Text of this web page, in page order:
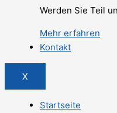
Werden Sie Teil
Mehr erfahren
Kontakt
X
Startseite